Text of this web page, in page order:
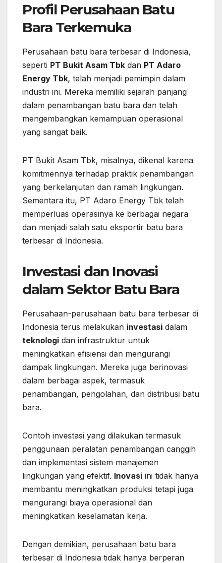
Profil Perusahaan Batu
Bara Terkemuka
Perusahaan batu bara terbesar di Indonesia,
seperti PT Bukit Asam Tbk dan PT Adaro
Energy Tbk, telah menjadi pemimpin dalam
industri ini. Mereka memiliki sejarah panjang
dalam penambangan batu bara dan telah
mengembangkan kemampuan operasional
yang sangat baik.
PT Bukit Asam Tbk, misalnya, dikenal karena
komitmennya terhadap praktik penambangan
yang berkelanjutan dan ramah lingkungan.
Sementara itu, PT Adaro Energy Tbk telah
memperluas operasinya ke berbagai negara
dan menjadi salah satu eksportir batu bara
terbesar di Indonesia.
Investasi dan Inovasi
dalam Sektor Batu Bara
Perusahaan-perusahaan batu bara terbesar di
Indonesia terus melakukan investasi dalam
teknologi dan infrastruktur untuk
meningkatkan efisiensi dan mengurangi
dampak lingkungan. Mereka juga berinovasi
dalam berbagai aspek, termasuk
penambangan, pengolahan, dan distribusi batu
bara.
Contoh investasi yang dilakukan termasuk
penggunaan peralatan penambangan canggih
dan implementasi sistem manajemen
lingkungan yang efektif. Inovasi ini tidak hanya
membantu meningkatkan produksi tetapi juga
mengurangi biaya operasional dan
meningkatkan keselamatan kerja.
Dengan demikian, perusahaan batu bara
terbesar di Indonesia tidak hanya berperan